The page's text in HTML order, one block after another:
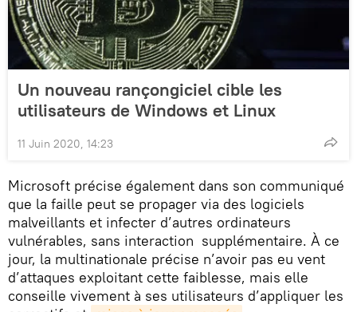
Un nouveau rançongiciel cible les
utilisateurs de Windows et Linux
11 Juin 2020, 14:23
Microsoft précise également dans son communiqué
que la faille peut se propager via des logiciels
malveillants et infecter d’autres ordinateurs
vulnérables, sans interaction supplémentaire. À ce
jour, la multinationale précise n’avoir pas eu vent
d’attaques exploitant cette faiblesse, mais elle
conseille vivement à ses utilisateurs d’appliquer les